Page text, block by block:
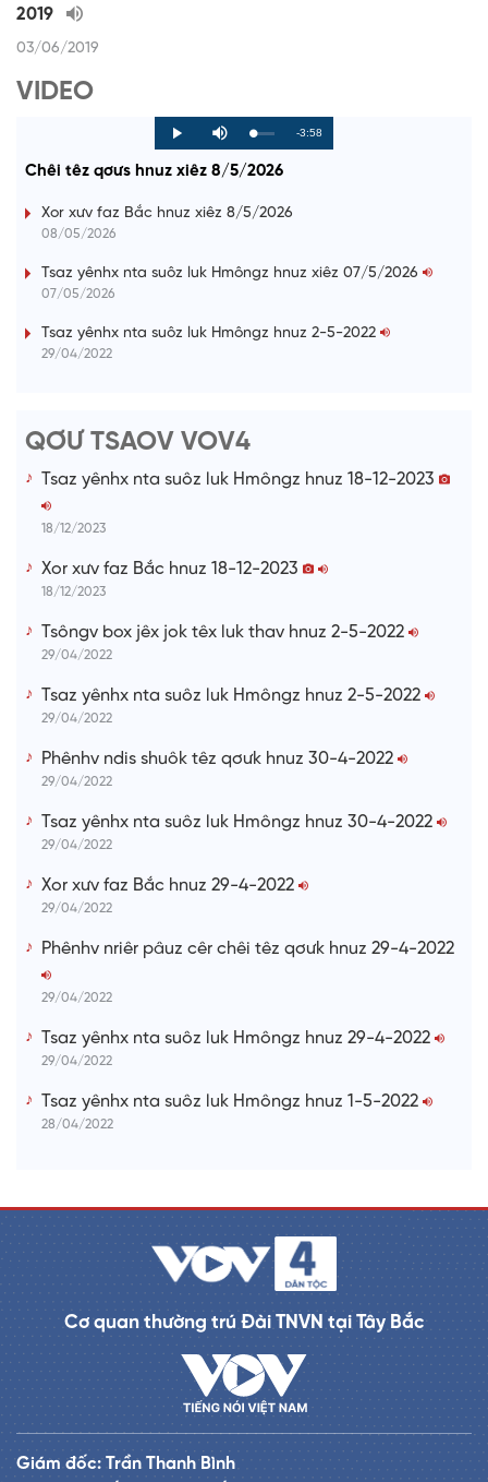
2019
03/06/2019
VIDEO
P
l
y
M
u
e
L
o
d
0
P
r
g
s
R
i
-3:58
Chêi têz qơưs hnuz xiêz 8/5/2026
Xor xưv faz Bắc hnuz xiêz 8/5/2026
08/05/2026
Tsaz yênhx nta suôz luk Hmôngz hnuz xiêz 07/5/2026
07/05/2026
Tsaz yênhx nta suôz luk Hmôngz hnuz 2-5-2022
29/04/2022
QƠƯ TSAOV VOV4
Tsaz yênhx nta suôz luk Hmôngz hnuz 18-12-2023
18/12/2023
Xor xưv faz Bắc hnuz 18-12-2023
18/12/2023
Tsôngv box jêx jok têx luk thav hnuz 2-5-2022
29/04/2022
Tsaz yênhx nta suôz luk Hmôngz hnuz 2-5-2022
29/04/2022
Phênhv ndis shuôk têz qơưk hnuz 30-4-2022
29/04/2022
Tsaz yênhx nta suôz luk Hmôngz hnuz 30-4-2022
29/04/2022
Xor xưv faz Bắc hnuz 29-4-2022
29/04/2022
Phênhv nriêr pâuz cêr chêi têz qơưk hnuz 29-4-2022
29/04/2022
Tsaz yênhx nta suôz luk Hmôngz hnuz 29-4-2022
29/04/2022
Tsaz yênhx nta suôz luk Hmôngz hnuz 1-5-2022
28/04/2022
Cơ quan thường trú Đài TNVN tại Tây Bắc
Giám đốc: Trần Thanh Bình